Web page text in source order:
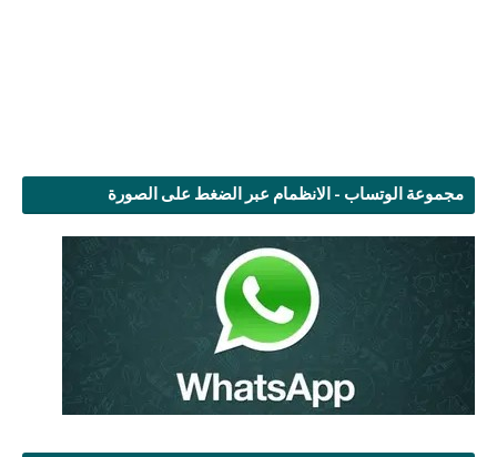
مجموعة الوتساب - الانظمام عبر الضغط على الصورة